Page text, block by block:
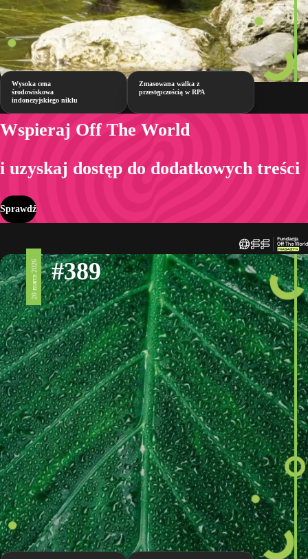
Wysoka cena
środowiskowa
indonezyjskiego niklu
Zmasowana walka z
przestępczością w RPA
Wspieraj Off The World
i uzyskaj dostęp do dodatkowych treści
Sprawdź
20 marca 2026 #389